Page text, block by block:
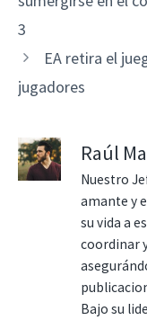
3
EA retira el
jugadores
Raúl
Nuestro
amante y
su vida a
coordinar
Bajo su